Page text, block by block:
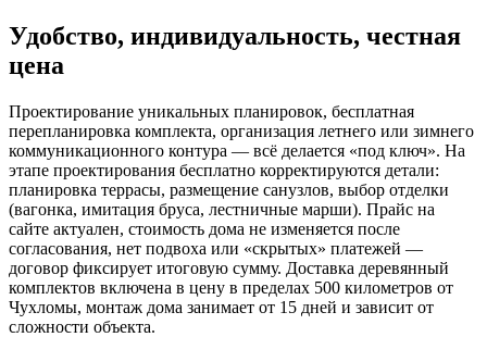
Удобство, индивидуальность, честная
цена
Проектирование уникальных планировок, бесплатная
перепланировка комплекта, организация летнего или зимнего
коммуникационного контура — всё делается «под ключ». На
этапе проектирования бесплатно корректируются детали:
планировка террасы, размещение санузлов, выбор отделки
(вагонка, имитация бруса, лестничные марши). Прайс на
сайте актуален, стоимость дома не изменяется после
согласования, нет подвоха или «скрытых» платежей —
договор фиксирует итоговую сумму. Доставка деревянный
комплектов включена в цену в пределах 500 километров от
Чухломы, монтаж дома занимает от 15 дней и зависит от
сложности объекта.